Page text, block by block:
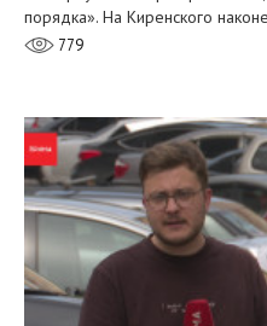
порядка». На Киренского
779